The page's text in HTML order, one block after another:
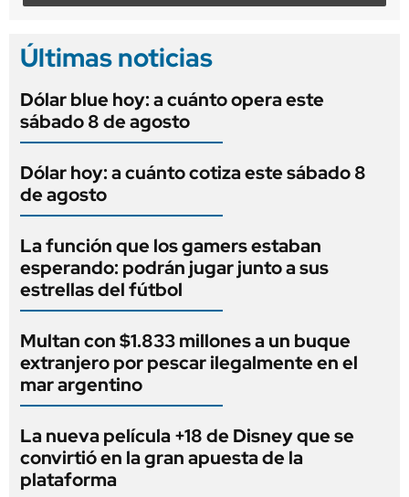
Últimas noticias
Dólar blue hoy: a cuánto opera este
sábado 8 de agosto
Dólar hoy: a cuánto cotiza este sábado 8
de agosto
La función que los gamers estaban
esperando: podrán jugar junto a sus
estrellas del fútbol
Multan con $1.833 millones a un buque
extranjero por pescar ilegalmente en el
mar argentino
La nueva película +18 de Disney que se
convirtió en la gran apuesta de la
plataforma